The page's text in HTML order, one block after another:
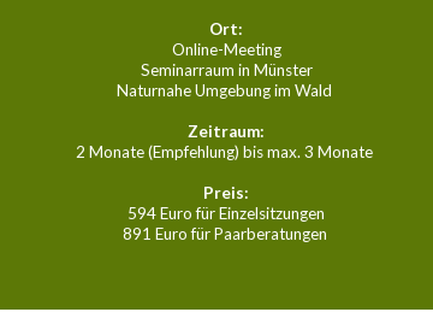
Ort:
Online-Meeting
Seminarraum in Münster
Naturnahe Umgebung im Wald
Zeitraum:
2 Monate (Empfehlung) bis max. 3 Monate
Preis:
594 Euro für Einzelsitzungen
891 Euro für Paarberatungen